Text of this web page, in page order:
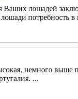
лошадей
потребность
немного выше
...